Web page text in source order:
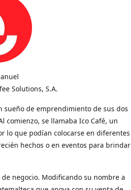
Solutions, S.A.
sueño de emprendimiento de sus dos
comienzo, se llamaba Ico Café, un
lo que podían colocarse en diferentes
hechos o en eventos para brindar
negocio. Modificando su nombre a